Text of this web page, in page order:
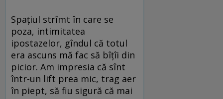
Spațiul strîmt în care se
poza, intimitatea
ipostazelor, gîndul că totul
era ascuns mă fac să bîțîi din
picior. Am impresia că sînt
într-un lift prea mic, trag aer
în piept, să fiu sigură că mai